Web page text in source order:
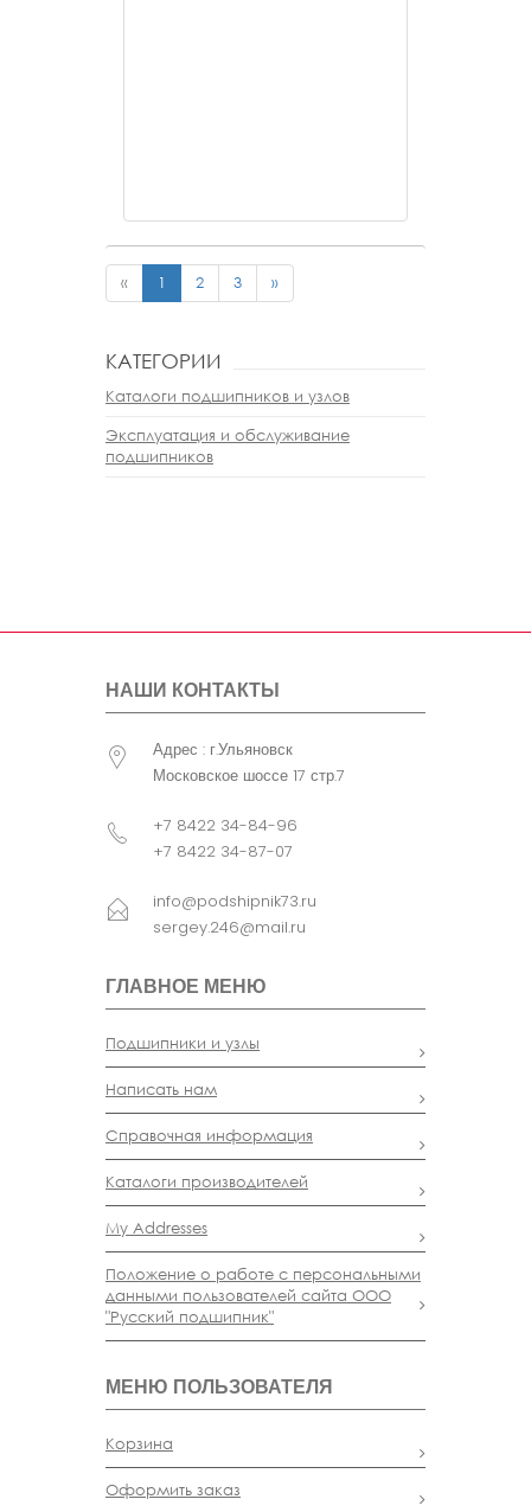
« 1 2 3 »
КАТЕГОРИИ
Каталоги подшипников и узлов
Эксплуатация и обслуживание
подшипников
НАШИ КОНТАКТЫ
Адрес : г.Ульяновск
Московское шоссе 17 стр.7
+7 8422 34-84-96
+7 8422 34-87-07
info@podshipnik73.ru
sergey.246@mail.ru
ГЛАВНОЕ МЕНЮ
Подшипники и узлы
Написать нам
Справочная информация
Каталоги производителей
My Addresses
Положение о работе с персональными
данными пользователей сайта ООО
"Русский подшипник"
МЕНЮ ПОЛЬЗОВАТЕЛЯ
Корзина
Оформить заказ